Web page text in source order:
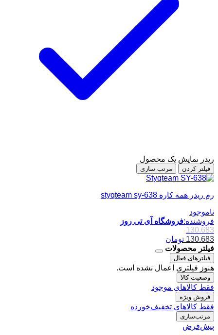
ریدر نمایش یک محصول
فیلتر کردن مرتب سازی
رم ریدر همه کاره styqteam sy-638
ناموجود
فروشنده:فروشگاه آی تی روز
130.683
130.683 تومان
فیلتر محصولات
فیلترهای فعال
هنوز فیلتری اعمال نشده است.
وضعیت کالا
فقط کالاهای موجود
فروش ویژه
فقط کالاهای تخفیف‌خورده
مرتب‌سازی
پیش‌فرض